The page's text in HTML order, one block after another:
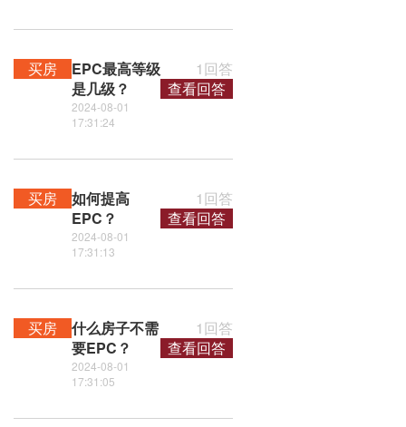
买房
EPC最高等级
是几级？
2024-08-01
17:31:24
1回答
查看回答
买房
如何提高
EPC？
2024-08-01
17:31:13
1回答
查看回答
买房
什么房子不需
要EPC？
2024-08-01
17:31:05
1回答
查看回答